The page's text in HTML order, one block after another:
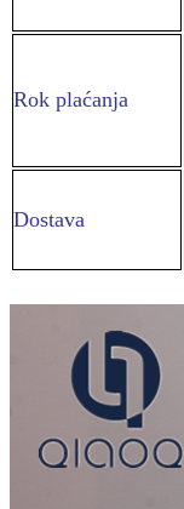
Rok plaćanja
Dostava